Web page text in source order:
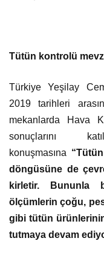
Tütün kontrolü
Türkiye Yeşilay
2019 tarihleri
mekanlarda
Hava
sonuçlarını
konuşmasına
döngüsüne de
kirletir. Bununla
ölçümlerin çoğu,
gibi tütün
tutmaya devam